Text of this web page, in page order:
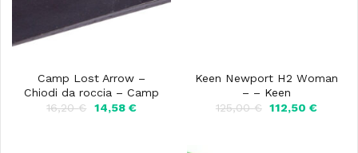
Camp Lost Arrow –
Chiodi da roccia – Camp
16,20€
Il
14,58 €Il
Keen Newport H2 Woman
– – Keen
125,00€ Il
112,50€Il